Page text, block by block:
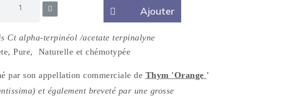
Ajouter
Ct alpha-terpinéol /acetate terpinalyne
Pure, Naturelle et chémotypée
par son appellation commercialede Thym 'Orange '
et également breveté par une grosse